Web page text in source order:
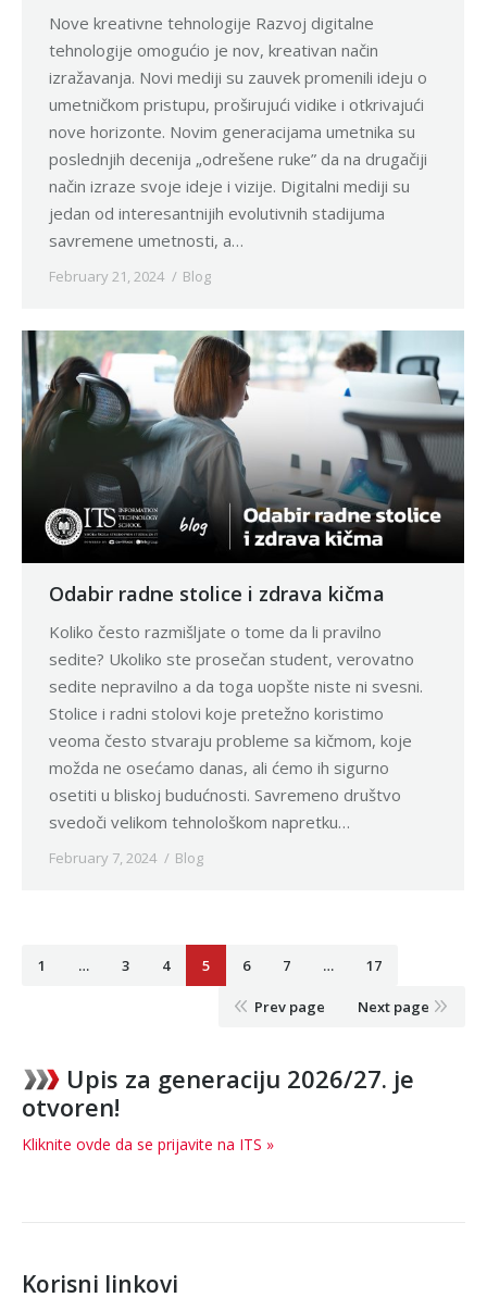
Nove kreativne tehnologije Razvoj digitalne
tehnologije omogućio je nov, kreativan način
izražavanja. Novi mediji su zauvek promenili ideju o
umetničkom pristupu, proširujući vidike i otkrivajući
nove horizonte. Novim generacijama umetnika su
poslednjih decenija „odrešene ruke” da na drugačiji
način izraze svoje ideje i vizije. Digitalni mediji su
jedan od interesantnijih evolutivnih stadijuma
savremene umetnosti, a…
February 21, 2024 Blog
Odabir radne stolice i zdrava kičma
Koliko često razmišljate o tome da li pravilno
sedite? Ukoliko ste prosečan student, verovatno
sedite nepravilno a da toga uopšte niste ni svesni.
Stolice i radni stolovi koje pretežno koristimo
veoma često stvaraju probleme sa kičmom, koje
možda ne osećamo danas, ali ćemo ih sigurno
osetiti u bliskoj budućnosti. Savremeno društvo
svedoči velikom tehnološkom napretku…
February 7, 2024 Blog
1 … 3 4 5 6 7 … 17
Prev page Next page
Upis za generaciju 2026/27. je
otvoren!
Kliknite ovde da se prijavite na ITS »
Korisni linkovi